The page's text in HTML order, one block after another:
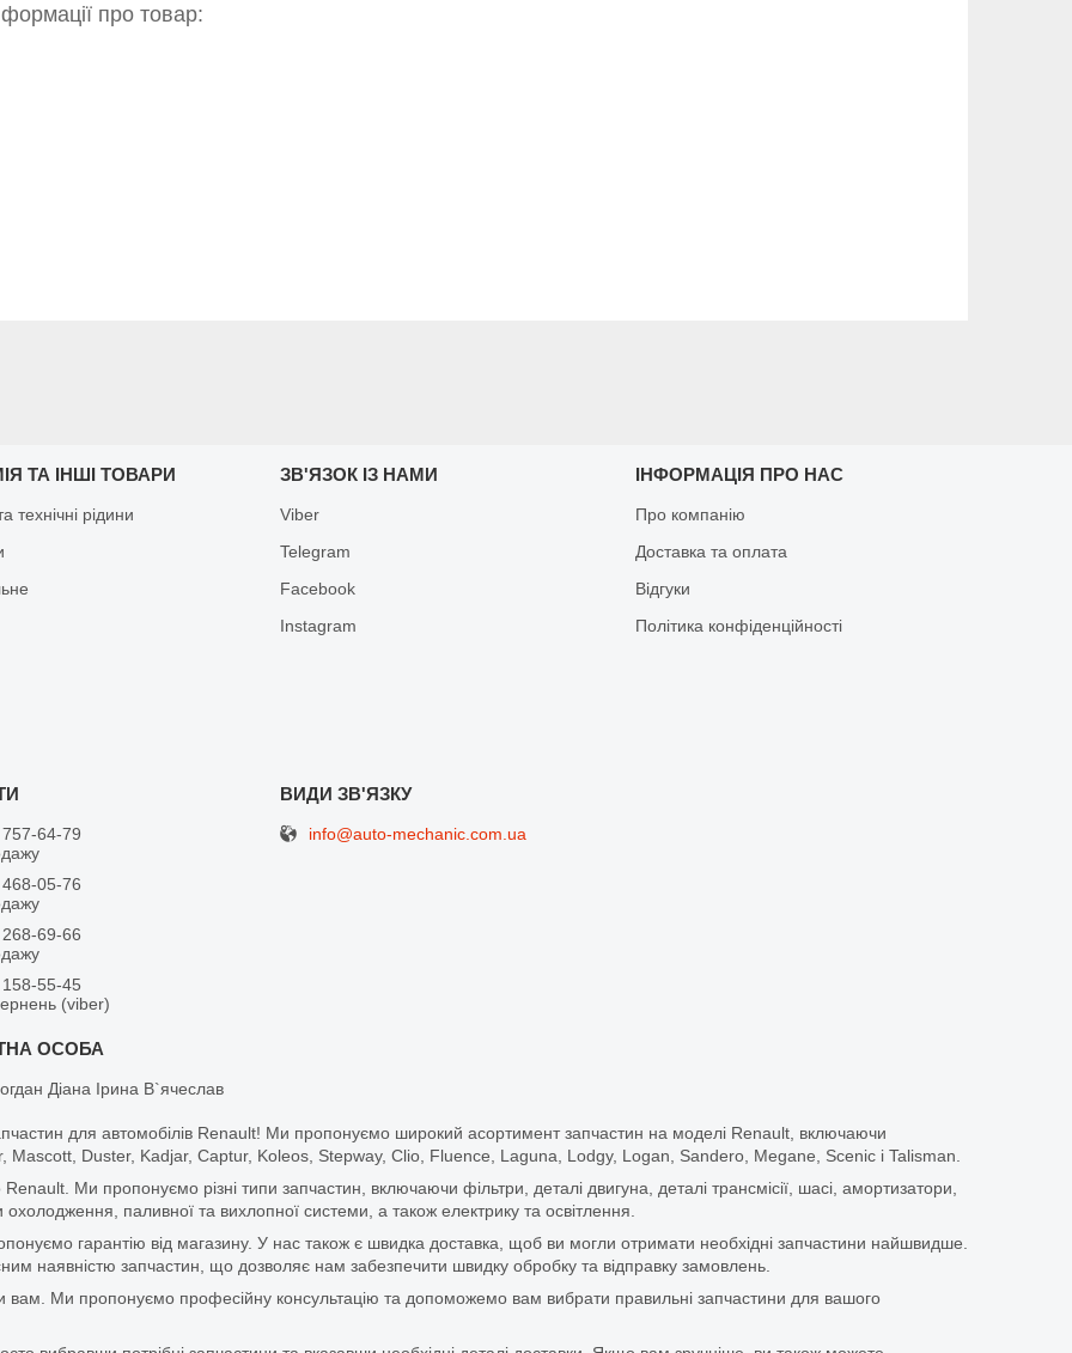
про товар:
ТА ІНШІ ТОВАРИ
технічні рідини
ЗВ'ЯЗОК ІЗ НАМИ
Viber
Telegram
Facebook
Іnstagram
ІНФОРМАЦІЯ ПРО НАС
Про компанію
Доставка та оплата
Відгуки
Політика конфіденційності
64-79
05-76
69-66
55-45
(viber)
Діана Ірина В`ячеслав
info@auto-mechanic.com.ua
для автомобілів Renault! Ми пропонуємо широкий асортимент запчастин на моделі Renault, включаючи
Mascott, Duster, Kadjar, Captur, Koleos, Stepway, Clio, Fluence, Laguna, Lodgy, Logan, Sandero, Megane, Scenic і Talisman.
Ми пропонуємо різні типи запчастин, включаючи фільтри, деталі двигуна, деталі трансмісії, шасі, амортизатори,
паливної та вихлопної системи, а також електрику та освітлення.
гарантію від магазину. У нас також є швидка доставка, щоб ви могли отримати необхідні запчастини найшвидше.
запчастин, що дозволяє нам забезпечити швидку обробку та відправку замовлень.
Ми пропонуємо професійну консультацію та допоможемо вам вибрати правильні запчастини для вашого